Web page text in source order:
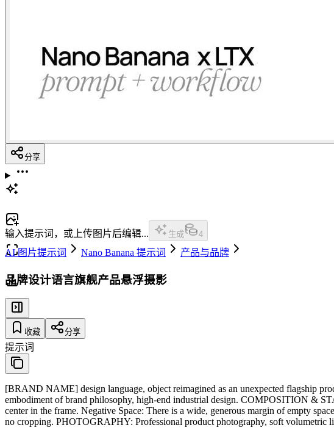
分享
输入提示词，或上传图片后编辑... 生成 4
AI 图片提示词 Nano Banana 提示词 产品与品牌
品牌设计语言旗舰产品悬浮摄影
收藏 分享
提示词
[BRAND NAME] design language, object reimagined as an unexpected flagship
embodiment of brand philosophy, high-end industrial design. COMPOSITION &
center in the frame. Negative Space: There is a wide, generous margin of empty
no cropping. PHOTOGRAPHY: Professional product photography, soft volumetric